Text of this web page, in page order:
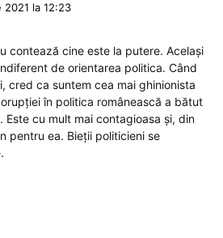
2021 la 12:23
contează cine este la putere. Același
de orientarea politica. Când
cred ca suntem cea mai ghinionista
în politica românească a bătut
cu mult mai contagioasa și, din
pentru ea. Bieții politicieni se